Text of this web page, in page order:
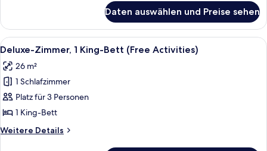
King
Daten auswählen und Preise sehen
Alle
Fotos
für
Deluxe-
Zimmer,
1 King-
Bett
(Free
Ein Badezimmer mit einer
18
Deluxe-Zimmer, 1 King-Bett (Free Activities)
26 m²
1 Schlafzimmer
Platz für 3 Personen
1 King-Bett
Weitere Details
Weitere